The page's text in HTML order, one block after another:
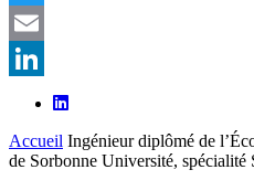
Twitter
Email
LinkedIn
Accueil Ingénieur diplômé de
de Sorbonne Université, spécialité